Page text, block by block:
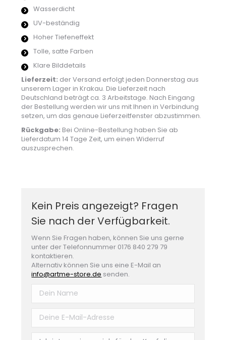
Wasserdicht
UV-beständig
Hoher Tiefeneffekt
Tolle, satte Farben
Klare Bilddetails
Lieferzeit: der Versand erfolgt jeden Donnerstag aus
unserem Lager in Krakau. Die Lieferzeit nach
Deutschland beträgt ca. 3 Arbeitstage. Nach Eingang
der Bestellung werden wir uns mit Ihnen in Verbindung
setzen, um das genaue Lieferzeitfenster abzustimmen.
Rückgabe: Bei Online-Bestellung haben Sie ab
Lieferdatum 14 Tage Zeit, um einen Widerruf
auszusprechen.
Kein Preis angezeigt? Fragen
Sie nach der Verfügbarkeit.
Wenn Sie Fragen haben, können Sie uns gerne
unter der Telefonnummer 0176 840 279 79
kontaktieren.
Alternativ können Sie uns eine E-Mail an
info@artme-store.de senden.